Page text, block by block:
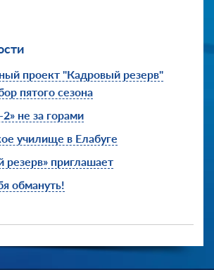
проект "Кадровый резерв"
пятого сезона
не за горами
училище в Елабуге
резерв» приглашает
обмануть!